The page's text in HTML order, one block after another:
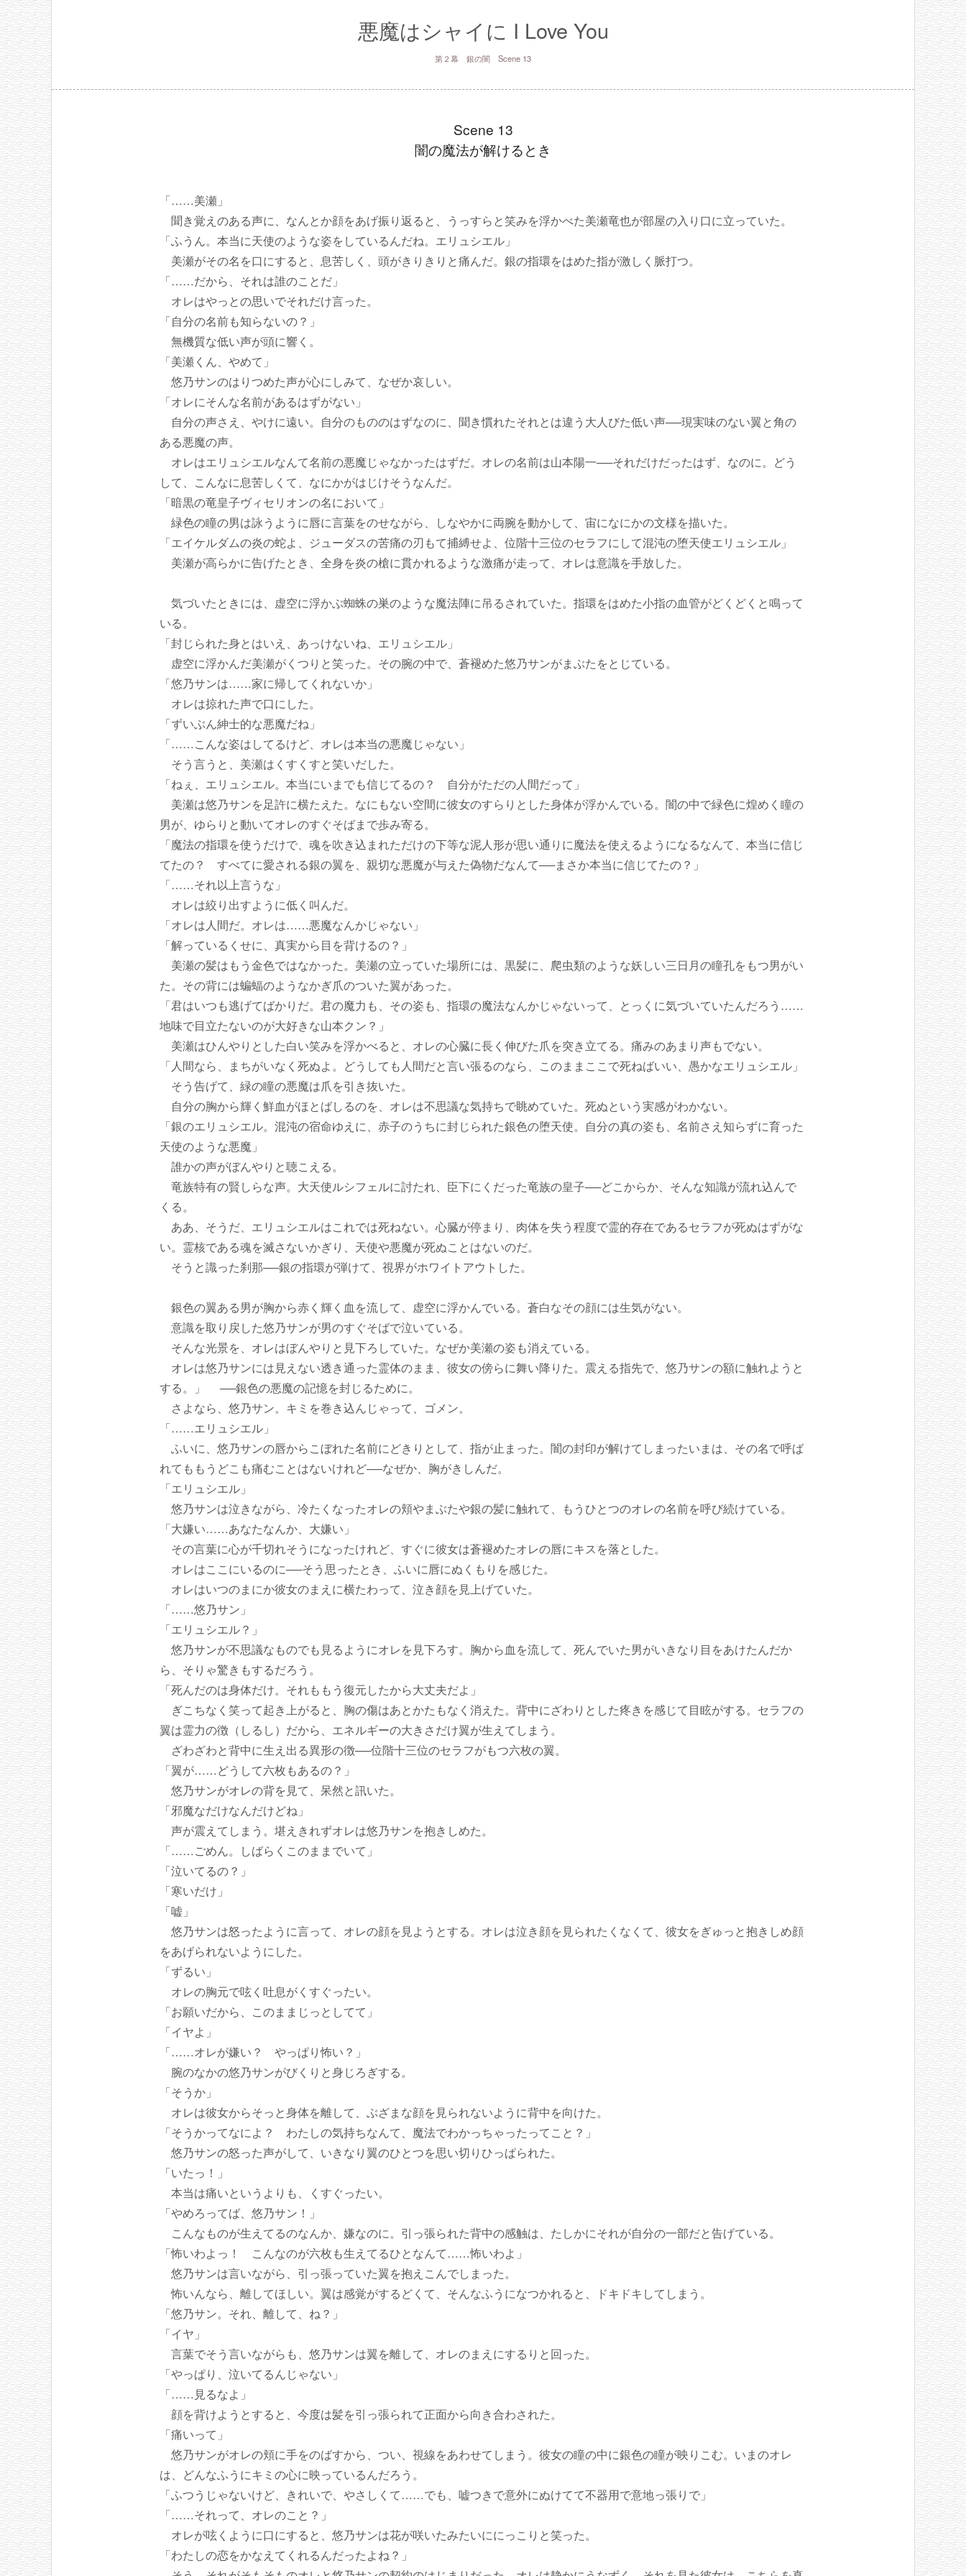
悪魔はシャイに I Love You
第２幕 銀の闇 Scene 13
Scene 13
闇の魔法が解けるとき
「……美瀬」
聞き覚えのある声に、なんとか顔をあげ振り返ると、うっすらと笑みを浮かべた美瀬竜也が部屋の入り口に立っていた。
「ふうん。本当に天使のような姿をしているんだね。エリュシエル」
美瀬がその名を口にすると、息苦しく、頭がきりきりと痛んだ。銀の指環をはめた指が激しく脈打つ。
「……だから、それは誰のことだ」
オレはやっとの思いでそれだけ言った。
「自分の名前も知らないの？」
無機質な低い声が頭に響く。
「美瀬くん、やめて」
悠乃サンのはりつめた声が心にしみて、なぜか哀しい。
「オレにそんな名前があるはずがない」
自分の声さえ、やけに遠い。自分のもののはずなのに、聞き慣れたそれとは違う大人びた低い声──現実味のない翼と角の
ある悪魔の声。
オレはエリュシエルなんて名前の悪魔じゃなかったはずだ。オレの名前は山本陽一──それだけだったはず、なのに。どう
して、こんなに息苦しくて、なにかがはじけそうなんだ。
「暗黒の竜皇子ヴィセリオンの名において」
緑色の瞳の男は詠うように唇に言葉をのせながら、しなやかに両腕を動かして、宙になにかの文様を描いた。
「エイケルダムの炎の蛇よ、ジューダスの苦痛の刃もて捕縛せよ、位階十三位のセラフにして混沌の堕天使エリュシエル」
美瀬が高らかに告げたとき、全身を炎の槍に貫かれるような激痛が走って、オレは意識を手放した。
気づいたときには、虚空に浮かぶ蜘蛛の巣のような魔法陣に吊るされていた。指環をはめた小指の血管がどくどくと鳴って
いる。
「封じられた身とはいえ、あっけないね、エリュシエル」
虚空に浮かんだ美瀬がくつりと笑った。その腕の中で、蒼褪めた悠乃サンがまぶたをとじている。
「悠乃サンは……家に帰してくれないか」
オレは掠れた声で口にした。
「ずいぶん紳士的な悪魔だね」
「……こんな姿はしてるけど、オレは本当の悪魔じゃない」
そう言うと、美瀬はくすくすと笑いだした。
「ねぇ、エリュシエル。本当にいまでも信じてるの？ 自分がただの人間だって」
美瀬は悠乃サンを足許に横たえた。なにもない空間に彼女のすらりとした身体が浮かんでいる。闇の中で緑色に煌めく瞳の
男が、ゆらりと動いてオレのすぐそばまで歩み寄る。
「魔法の指環を使うだけで、魂を吹き込まれただけの下等な泥人形が思い通りに魔法を使えるようになるなんて、本当に信じ
てたの？ すべてに愛される銀の翼を、親切な悪魔が与えた偽物だなんて──まさか本当に信じてたの？」
「……それ以上言うな」
オレは絞り出すように低く叫んだ。
「オレは人間だ。オレは……悪魔なんかじゃない」
「解っているくせに、真実から目を背けるの？」
美瀬の髪はもう金色ではなかった。美瀬の立っていた場所には、黒髪に、爬虫類のような妖しい三日月の瞳孔をもつ男がい
た。その背には蝙蝠のようなかぎ爪のついた翼があった。
「君はいつも逃げてばかりだ。君の魔力も、その姿も、指環の魔法なんかじゃないって、とっくに気づいていたんだろう……
地味で目立たないのが大好きな山本クン？」
美瀬はひんやりとした白い笑みを浮かべると、オレの心臓に長く伸びた爪を突き立てる。痛みのあまり声もでない。
「人間なら、まちがいなく死ぬよ。どうしても人間だと言い張るのなら、このままここで死ねばいい、愚かなエリュシエル」
そう告げて、緑の瞳の悪魔は爪を引き抜いた。
自分の胸から輝く鮮血がほとばしるのを、オレは不思議な気持ちで眺めていた。死ぬという実感がわかない。
「銀のエリュシエル。混沌の宿命ゆえに、赤子のうちに封じられた銀色の堕天使。自分の真の姿も、名前さえ知らずに育った
天使のような悪魔」
誰かの声がぼんやりと聴こえる。
竜族特有の賢しらな声。大天使ルシフェルに討たれ、臣下にくだった竜族の皇子──どこからか、そんな知識が流れ込んで
くる。
ああ、そうだ、エリュシエルはこれでは死ねない。心臓が停まり、肉体を失う程度で霊的存在であるセラフが死ぬはずがな
い。霊核である魂を滅さないかぎり、天使や悪魔が死ぬことはないのだ。
そうと識った刹那──銀の指環が弾けて、視界がホワイトアウトした。
銀色の翼ある男が胸から赤く輝く血を流して、虚空に浮かんでいる。蒼白なその顔には生気がない。
意識を取り戻した悠乃サンが男のすぐそばで泣いている。
そんな光景を、オレはぼんやりと見下ろしていた。なぜか美瀬の姿も消えている。
オレは悠乃サンには見えない透き通った霊体のまま、彼女の傍らに舞い降りた。震える指先で、悠乃サンの額に触れようと
する。」 ──銀色の悪魔の記憶を封じるために。
さよなら、悠乃サン。キミを巻き込んじゃって、ゴメン。
「……エリュシエル」
ふいに、悠乃サンの唇からこぼれた名前にどきりとして、指が止まった。闇の封印が解けてしまったいまは、その名で呼ば
れてももうどこも痛むことはないけれど──なぜか、胸がきしんだ。
「エリュシエル」
悠乃サンは泣きながら、冷たくなったオレの頬やまぶたや銀の髪に触れて、もうひとつのオレの名前を呼び続けている。
「大嫌い……あなたなんか、大嫌い」
その言葉に心が千切れそうになったけれど、すぐに彼女は蒼褪めたオレの唇にキスを落とした。
オレはここにいるのに──そう思ったとき、ふいに唇にぬくもりを感じた。
オレはいつのまにか彼女のまえに横たわって、泣き顔を見上げていた。
「……悠乃サン」
「エリュシエル？」
悠乃サンが不思議なものでも見るようにオレを見下ろす。胸から血を流して、死んでいた男がいきなり目をあけたんだか
ら、そりゃ驚きもするだろう。
「死んだのは身体だけ。それももう復元したから大丈夫だよ」
ぎこちなく笑って起き上がると、胸の傷はあとかたもなく消えた。背中にざわりとした疼きを感じて目眩がする。セラフの
翼は霊力の徴（しるし）だから、エネルギーの大きさだけ翼が生えてしまう。
ざわざわと背中に生え出る異形の徴──位階十三位のセラフがもつ六枚の翼。
「翼が……どうして六枚もあるの？」
悠乃サンがオレの背を見て、呆然と訊いた。
「邪魔なだけなんだけどね」
声が震えてしまう。堪えきれずオレは悠乃サンを抱きしめた。
「……ごめん。しばらくこのままでいて」
「泣いてるの？」
「寒いだけ」
「嘘」
悠乃サンは怒ったように言って、オレの顔を見ようとする。オレは泣き顔を見られたくなくて、彼女をぎゅっと抱きしめ顔
をあげられないようにした。
「ずるい」
オレの胸元で呟く吐息がくすぐったい。
「お願いだから、このままじっとしてて」
「イヤよ」
「……オレが嫌い？ やっぱり怖い？」
腕のなかの悠乃サンがびくりと身じろぎする。
「そうか」
オレは彼女からそっと身体を離して、ぶざまな顔を見られないように背中を向けた。
「そうかってなによ？ わたしの気持ちなんて、魔法でわかっちゃったってこと？」
悠乃サンの怒った声がして、いきなり翼のひとつを思い切りひっぱられた。
「いたっ！」
本当は痛いというよりも、くすぐったい。
「やめろってば、悠乃サン！」
こんなものが生えてるのなんか、嫌なのに。引っ張られた背中の感触は、たしかにそれが自分の一部だと告げている。
「怖いわよっ！ こんなのが六枚も生えてるひとなんて……怖いわよ」
悠乃サンは言いながら、引っ張っていた翼を抱えこんでしまった。
怖いんなら、離してほしい。翼は感覚がするどくて、そんなふうになつかれると、ドキドキしてしまう。
「悠乃サン。それ、離して、ね？」
「イヤ」
言葉でそう言いながらも、悠乃サンは翼を離して、オレのまえにするりと回った。
「やっぱり、泣いてるんじゃない」
「……見るなよ」
顔を背けようとすると、今度は髪を引っ張られて正面から向き合わされた。
「痛いって」
悠乃サンがオレの頬に手をのばすから、つい、視線をあわせてしまう。彼女の瞳の中に銀色の瞳が映りこむ。いまのオレ
は、どんなふうにキミの心に映っているんだろう。
「ふつうじゃないけど、きれいで、やさしくて……でも、嘘つきで意外にぬけてて不器用で意地っ張りで」
「……それって、オレのこと？」
オレが呟くように口にすると、悠乃サンは花が咲いたみたいににっこりと笑った。
「わたしの恋をかなえてくれるんだったよね？」